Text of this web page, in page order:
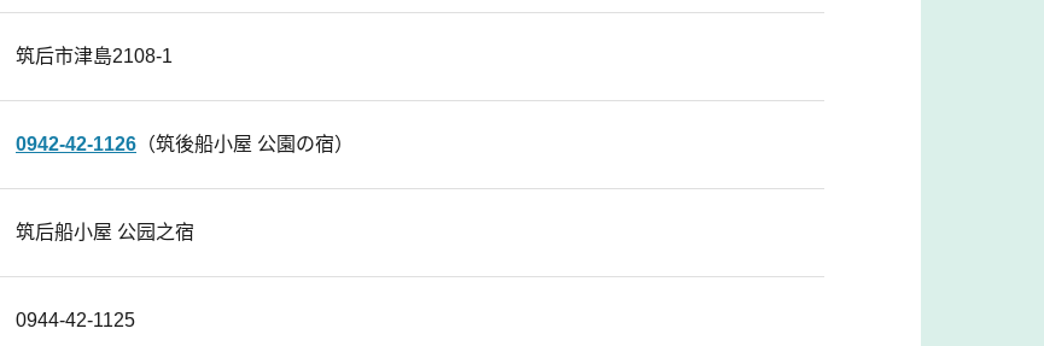
筑后市津島2108-1
0942-42-1126 （筑後船小屋 公園の宿）
筑后船小屋 公园之宿
0944-42-1125